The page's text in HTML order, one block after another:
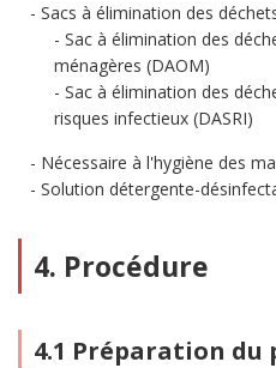
Sacs à élimination des
Sac à élimination des
ménagères (DAOM)
Sac à élimination des
risques infectieux (DASRI)
Nécessaire à l'hygiène des
Solution détergente-
4. Procédure
4.1 Préparation